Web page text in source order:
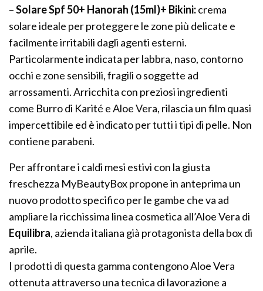
–Solare Spf 50+ Hanorah (15ml)+ Bikini:crema
solare ideale per proteggere le zone più delicate e
facilmente irritabili dagli agenti esterni.
Particolarmente indicata per labbra, naso, contorno
occhi e zone sensibili, fragili o soggette ad
arrossamenti. Arricchita con preziosi ingredienti
come Burro di Karité e Aloe Vera, rilascia un film quasi
impercettibile ed è indicato per tutti i tipi di pelle. Non
contiene parabeni.
Per affrontare i caldi mesi estivi con la giusta
freschezza MyBeautyBox propone in anteprima un
nuovo prodotto specifico per le gambe che va ad
ampliare la ricchissima linea cosmetica all’Aloe Vera di
Equilibra, azienda italiana già protagonista della box di
aprile.
I prodotti di questa gamma contengono Aloe Vera
ottenuta attraverso una tecnica di lavorazione a